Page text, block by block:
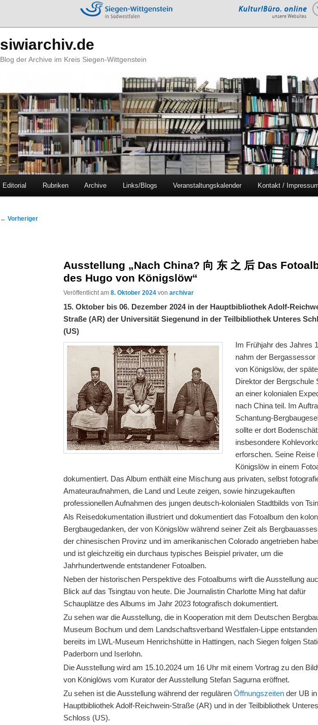
siwiarchiv.de
Blog der Archive im Kreis Siegen-Wittgenstein
Zum
Zum
Editorial Rubriken Archive Links/Blogs Veranstaltungskalender Kontakt /
Beitragsnavigation
← Vorheriger
Ausstellung „Nach China? 向 东 之 后 Das
des Hugo von Königslöw“
Veröffentlicht am8. Oktober 2024 vonarchivar
15. Oktober bis 06. Dezember 2024 in der Hauptbibliothek Adolf-
Straße (AR) der Universität Siegenund in der Teilbibliothek Unteres
(US)
Im Frühjahr des Jahres
nahm der Bergassessor
von Königslöw, der
Direktor der Bergschule
an einer kolonialen
nach China teil. Im
Schantung-
sollte er dort
insbesondere
erforschen. Seine Reise
Königslöw in einem
dokumentiert. Das Album enthält eine Mischung aus privaten, selbst
Amateuraufnahmen, die Land und Leute zeigen, sowie hinzugekauften
professionellen Aufnahmen des jungen deutsch-kolonialen Stadtbilds von
Als Reisedokumentation illustriert und dokumentiert das Fotoalbum den
Bergbaugedanken, der von Königslöw während seiner Zeit als
der chinesischen Provinz und im amerikanischen Colorado angetrieben
und ist gleichzeitig ein durchaus typisches Beispiel privater, um die
Jahrhundertwende entstandener Fotoalben.
Neben der historischen Perspektive des Fotoalbums wirft die Ausstellung
Blick auf das Tsingtau von heute. Die Journalistin Charlotte Ming hat dafür
Schauplätze des Albums im Jahr 2023 fotografisch dokumentiert.
Zu sehen war die Ausstellung, die in Kooperation mit dem Deutschen
Museum Bochum und dem Landschaftsverband Westfalen-Lippe
bereits im LWL-Museum Henrichshütte in Hattingen, nach Siegen folgen
Paderborn und Iserlohn.
Die Ausstellung wird am 15.10.2024 um 16 Uhr mit einem Vortrag zu den
von Königlöws vom Kurator der Ausstellung Stefan Sagurna eröffnet.
Zu sehen ist die Ausstellung während der regulärenÖffnungszeiten der UB
Hauptbibliothek Adolf-Reichwein-Straße (AR) und in der Teilbibliothek Unteres
Schloss (US).